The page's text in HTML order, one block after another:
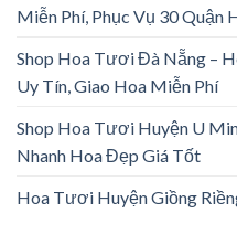
Miễn Phí, Phục Vụ 30 Quận
Shop Hoa Tươi Đà Nẵng –
Uy Tín, Giao Hoa Miễn Phí
Shop Hoa Tươi Huyện U
Nhanh Hoa Đẹp Giá Tốt
Hoa Tươi Huyện Giồng